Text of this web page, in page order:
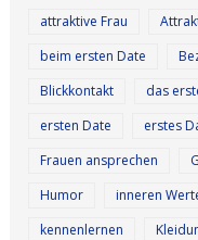
attraktive Frau
beim ersten Date
Blickkontakt
das
ersten Date
erstes
Frauen ansprechen
Humor
inneren
kennenlernen